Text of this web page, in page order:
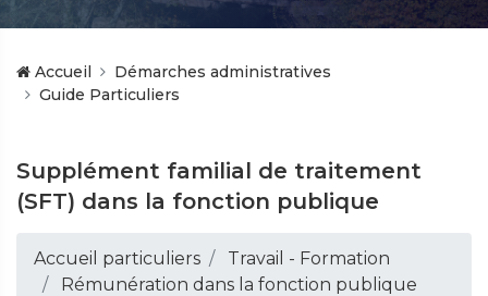
Accueil
Démarches administratives
Guide Particuliers
Supplément familial de traitement
(SFT) dans la fonction publique
Accueil particuliers
Travail - Formation
Rémunération dans la fonction publique